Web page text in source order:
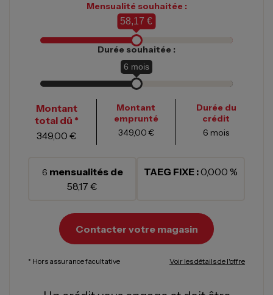
Mensualité souhaitée :
58,17 €
Durée souhaitée :
6 mois
Montant
total dû *
349,00 €
Montant
emprunté
349,00 €
Durée du
crédit
6 mois
6 mensualités de
58,17 €
TAEG FIXE :0,000 %
Contacter votre magasin
* Hors assurance facultative Voir les détails de l'offre